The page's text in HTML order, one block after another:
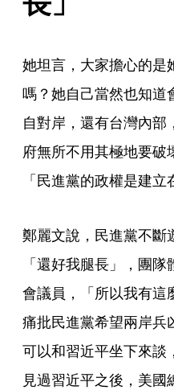
她坦言，大家擔心的是
嗎？她自己當然也知道
自對岸，還有台灣內
府無所不用其極地要破
「民進黨的政權是建立
鄭麗文說，民進黨不斷
「還好我腿長」，團
會議員，「所以我有這
痛批民進黨希望兩岸兵
可以和習近平坐下來談
見過習近平之後，美